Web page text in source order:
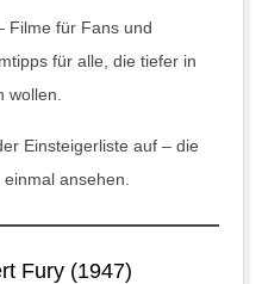
Filme für Fans und
für alle, die tiefer in
wollen.
Einsteigerliste auf – die
ansehen.
Fury (1947)